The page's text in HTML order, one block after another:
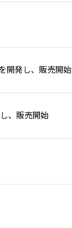
開発し、販売開始
、販売開始